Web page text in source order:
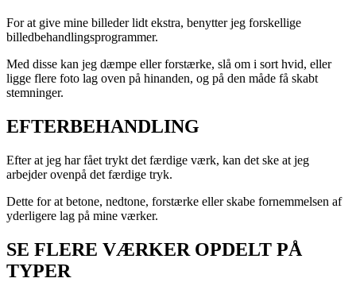
For at give mine billeder lidt ekstra, benytter jeg forskellige
billedbehandlingsprogrammer.
Med disse kan jeg dæmpe eller forstærke, slå om i sort hvid, eller
ligge flere foto lag oven på hinanden, og på den måde få skabt
stemninger.
EFTERBEHANDLING
Efter at jeg har fået trykt det færdige værk, kan det ske at jeg
arbejder ovenpå det færdige tryk.
Dette for at betone, nedtone, forstærke eller skabe fornemmelsen af
yderligere lag på mine værker.
SE FLERE VÆRKER OPDELT PÅ
TYPER